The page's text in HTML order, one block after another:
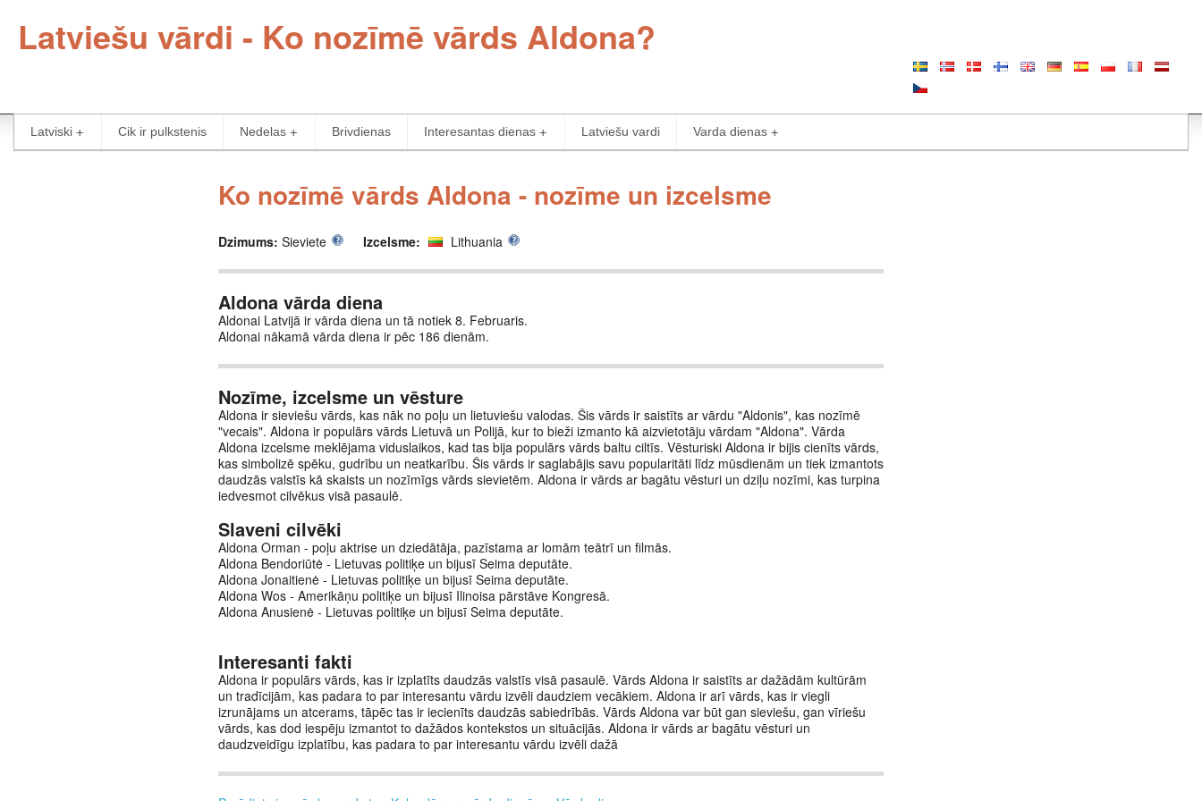
Latviešu vārdi - Ko nozīmē vārds Aldona?
Latviski Cik ir pulkstenis Nedelas Brivdienas Interesantas dienas Latviešu vardi Varda dienas
Ko nozīmē vārds Aldona - nozīme un izcelsme
Dzimums: Sieviete Izcelsme: Lithuania
Aldona vārda diena
Aldonai Latvijā ir vārda diena un tā notiek 8. Februaris.
Aldonai nākamā vārda diena ir pēc 186 dienām.
Nozīme, izcelsme un vēsture
Aldona ir sieviešu vārds, kas nāk no poļu un lietuviešu valodas. Šis vārds ir saistīts ar vārdu "Aldonis", kas nozīmē
"vecais". Aldona ir populārs vārds Lietuvā un Polijā, kur to bieži izmanto kā aizvietotāju vārdam "Aldona". Vārda
Aldona izcelsme meklējama viduslaikos, kad tas bija populārs vārds baltu ciltīs. Vēsturiski Aldona ir bijis cienīts vārds,
kas simbolizē spēku, gudrību un neatkarību. Šis vārds ir saglabājis savu popularitāti līdz mūsdienām un tiek izmantots
daudzās valstīs kā skaists un nozīmīgs vārds sievietēm. Aldona ir vārds ar bagātu vēsturi un dziļu nozīmi, kas turpina
iedvesmot cilvēkus visā pasaulē.
Slaveni cilvēki
Aldona Orman - poļu aktrise un dziedātāja, pazīstama ar lomām teātrī un filmās.
Aldona Bendoriūtė - Lietuvas politiķe un bijusī Seima deputāte.
Aldona Jonaitienė - Lietuvas politiķe un bijusī Seima deputāte.
Aldona Wos - Amerikāņu politiķe un bijusī Ilinoisa pārstāve Kongresā.
Aldona Anusienė - Lietuvas politiķe un bijusī Seima deputāte.
Interesanti fakti
Aldona ir populārs vārds, kas ir izplatīts daudzās valstīs visā pasaulē. Vārds Aldona ir saistīts ar dažādām kultūrām
un tradīcijām, kas padara to par interesantu vārdu izvēli daudziem vecākiem. Aldona ir arī vārds, kas ir viegli
izrunājams un atcerams, tāpēc tas ir iecienīts daudzās sabiedrībās. Vārds Aldona var būt gan sieviešu, gan vīriešu
vārds, kas dod iespēju izmantot to dažādos kontekstos un situācijās. Aldona ir vārds ar bagātu vēsturi un
daudzveidīgu izplatību, kas padara to par interesantu vārdu izvēli dažā